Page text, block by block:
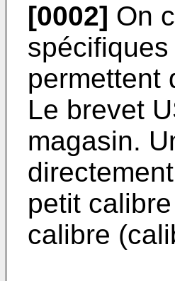
[0002] On
permettent
Le brevet
magasin.
petit
calibre